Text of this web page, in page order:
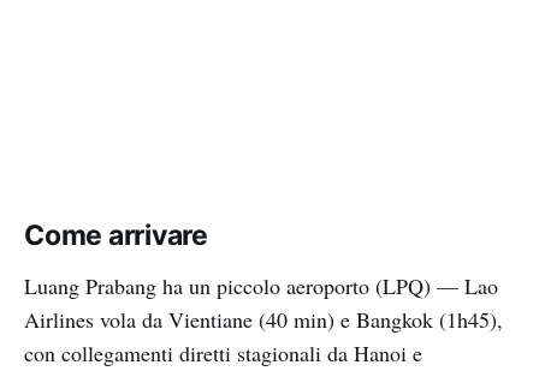
Come arrivare
Luang Prabang ha un piccolo aeroporto (LPQ) — Lao
Airlines vola da Vientiane (40 min) e Bangkok (1h45),
con collegamenti diretti stagionali da Hanoi e